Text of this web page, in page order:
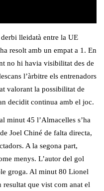
lleidatà entre la UE
resolt amb un empat a 1. En
no hi havia visibilitat des de
l’àrbitre els entrenadors
valorant la possibilitat de
decidit continua amb el joc.
minut 45 l’Almacelles s’ha
Joel Chiné de falta directa,
A la segona part,
menys. L’autor del gol
groga. Al minut 80 Lionel
que vist com anat el